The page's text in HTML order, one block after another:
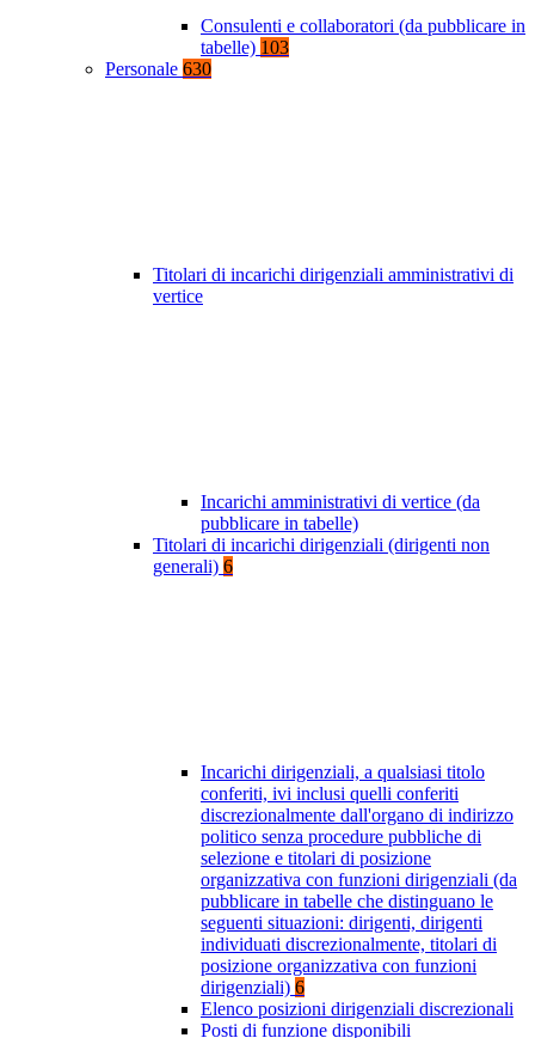
Consulenti e collaboratori (da pubblicare in
tabelle) 103
Personale 630
Titolari di incarichi dirigenziali amministrativi di
vertice
Incarichi amministrativi di vertice (da
pubblicare in tabelle)
Titolari di incarichi dirigenziali (dirigenti non
generali) 6
Incarichi dirigenziali, a qualsiasi titolo
conferiti, ivi inclusi quelli conferiti
discrezionalmente dall'organo di indirizzo
politico senza procedure pubbliche di
selezione e titolari di posizione
organizzativa con funzioni dirigenziali (da
pubblicare in tabelle che distinguano le
seguenti situazioni: dirigenti, dirigenti
individuati discrezionalmente, titolari di
posizione organizzativa con funzioni
dirigenziali) 6
Elenco posizioni dirigenziali discrezionali
Posti di funzione disponibili